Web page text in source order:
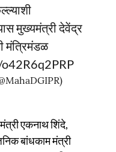
मुख्यमंत्री देवेंद्र
मंत्रिमंडळ
एकनाथ शिंदे,
बांधकाम मंत्री